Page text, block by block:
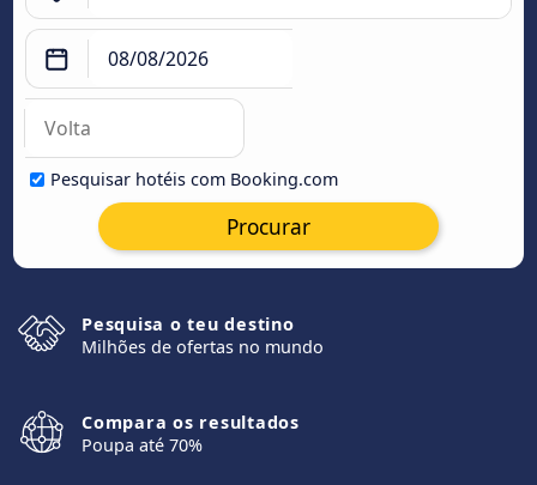
Pesquisar hotéis com Booking.com
Procurar
Pesquisa o teu destino
Milhões de ofertas no mundo
Compara os resultados
Poupa até 70%